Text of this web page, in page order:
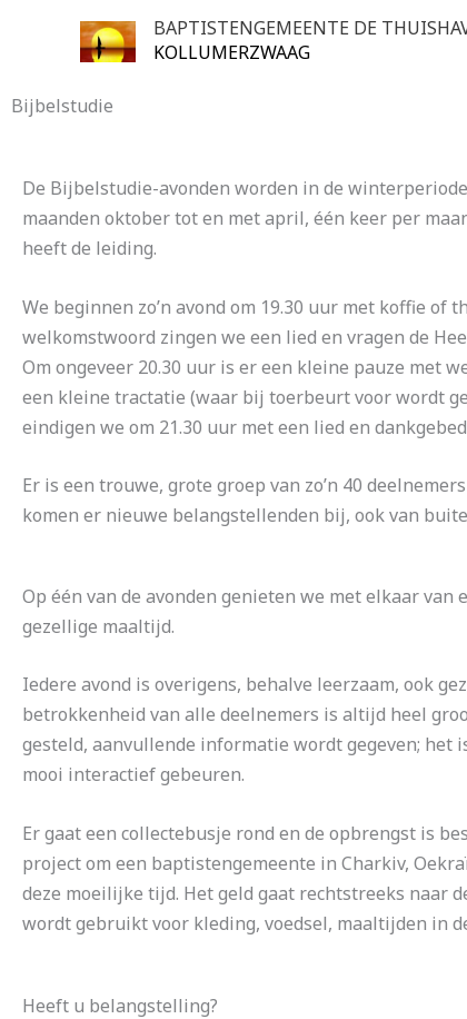
inhoud
BAPTISTENGEMEENTE DE
KOLLUMERZWAAG
Bijbelstudie
De Bijbelstudie-avonden worden in de
maanden oktober tot en met april, één keer per
heeft de leiding.
We beginnen zo’n avond om 19.30 uur met koffie of
welkomstwoord zingen we een lied en vragen de
Om ongeveer 20.30 uur is er een kleine pauze met
een kleine tractatie (waar bij toerbeurt voor wordt
eindigen we om 21.30 uur met een lied en
Er is een trouwe, grote groep van zo’n 40
komen er nieuwe belangstellenden bij, ook van
Op één van de avonden genieten we met elkaar van
gezellige maaltijd.
Iedere avond is overigens, behalve leerzaam, ook
betrokkenheid van alle deelnemers is altijd heel
gesteld, aanvullende informatie wordt gegeven; het
mooi interactief gebeuren.
Er gaat een collectebusje rond en de opbrengst is
project om een baptistengemeente in Charkiv,
deze moeilijke tijd. Het geld gaat rechtstreeks naar
wordt gebruikt voor kleding, voedsel, maaltijden in
Heeft u belangstelling?